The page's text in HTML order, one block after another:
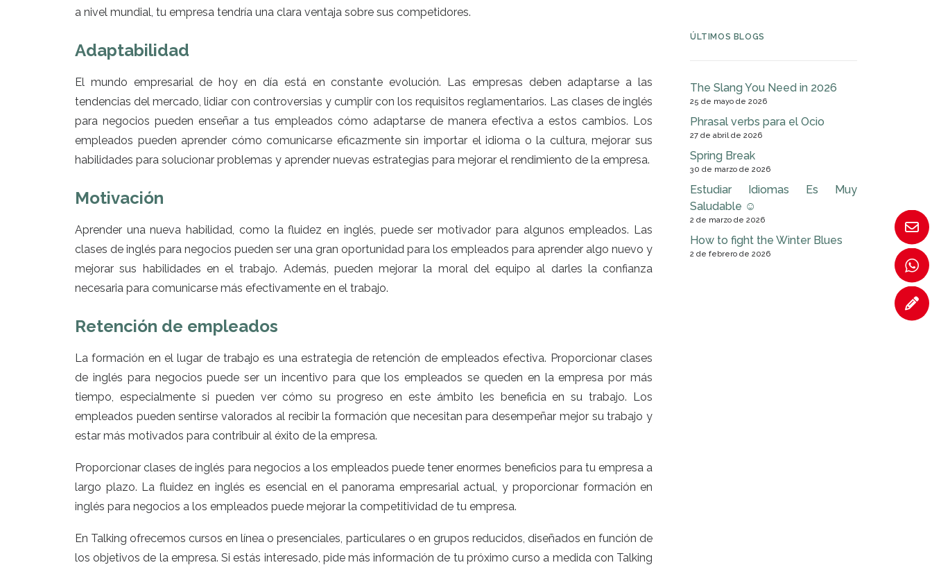
a nivel mundial, tu empresa tendría una clara ventaja sobre sus competidores.
Adaptabilidad
El mundo empresarial de hoy en día está en constante evolución. Las empresas deben adaptarse a las
tendencias del mercado, lidiar con controversias y cumplir con los requisitos reglamentarios. Las clases de inglés
para negocios pueden enseñar a tus empleados cómo adaptarse de manera efectiva a estos cambios. Los
empleados pueden aprender cómo comunicarse eficazmente sin importar el idioma o la cultura, mejorar sus
habilidades para solucionar problemas y aprender nuevas estrategias para mejorar el rendimiento de la empresa.
Motivación
Aprender una nueva habilidad, como la fluidez en inglés, puede ser motivador para algunos empleados. Las
clases de inglés para negocios pueden ser una gran oportunidad para los empleados para aprender algo nuevo y
mejorar sus habilidades en el trabajo. Además, pueden mejorar la moral del equipo al darles la confianza
necesaria para comunicarse más efectivamente en el trabajo.
Retención de empleados
La formación en el lugar de trabajo es una estrategia de retención de empleados efectiva. Proporcionar clases
de inglés para negocios puede ser un incentivo para que los empleados se queden en la empresa por más
tiempo, especialmente si pueden ver cómo su progreso en este ámbito les beneficia en su trabajo. Los
empleados pueden sentirse valorados al recibir la formación que necesitan para desempeñar mejor su trabajo y
estar más motivados para contribuir al éxito de la empresa.
Proporcionar clases de inglés para negocios a los empleados puede tener enormes beneficios para tu empresa a
largo plazo. La fluidez en inglés es esencial en el panorama empresarial actual, y proporcionar formación en
inglés para negocios a los empleados puede mejorar la competitividad de tu empresa.
En Talking ofrecemos cursos en línea o presenciales, particulares o en grupos reducidos, diseñados en función de
los objetivos de la empresa. Si estás interesado, pide más información de tu próximo curso a medida con Talking
ÚLTIMOS BLOGS
The Slang You Need in 2026
25 de mayo de 2026
Phrasal verbs para el Ocio
27 de abril de 2026
Spring Break
30 de marzo de 2026
Estudiar Idiomas Es Muy
Saludable ☺
2 de marzo de 2026
How to fight the Winter Blues
2 de febrero de 2026